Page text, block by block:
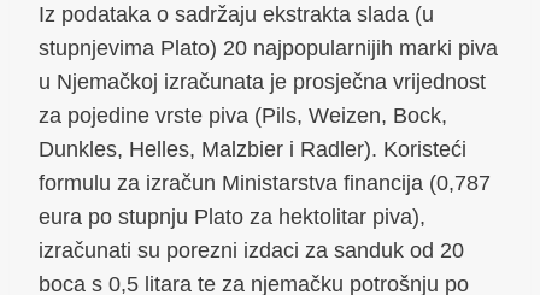
Iz podataka o sadržaju ekstrakta slada (u
stupnjevima Plato) 20 najpopularnijih marki piva
u Njemačkoj izračunata je prosječna vrijednost
za pojedine vrste piva (Pils, Weizen, Bock,
Dunkles, Helles, Malzbier i Radler). Koristeći
formulu za izračun Ministarstva financija (0,787
eura po stupnju Plato za hektolitar piva),
izračunati su porezni izdaci za sanduk od 20
boca s 0,5 litara te za njemačku potrošnju po